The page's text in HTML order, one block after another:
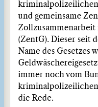
und gemeinsame
Zollzusammenarbeit
(ZentG). Dieser seit
Name des Gesetzes
immer noch vom
die Rede.